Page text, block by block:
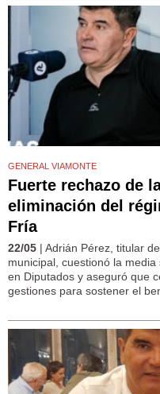
GENERAL VIAMONTE
Fuerte rechazo de
eliminación del
Fría
22/05 | Adrián Pérez, titular
municipal, cuestionó la
en Diputados y aseguró que
gestiones para sostener el